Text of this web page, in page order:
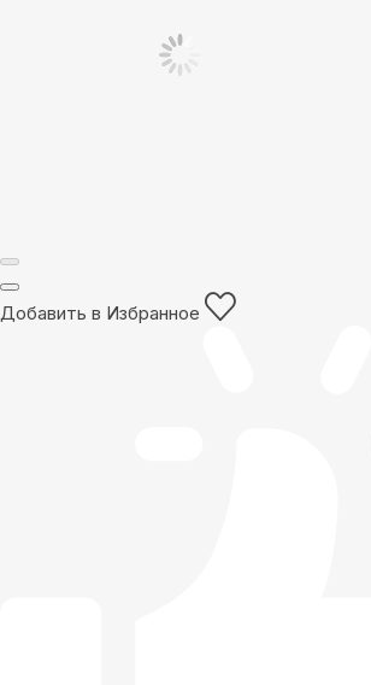
Добавить в Избранное